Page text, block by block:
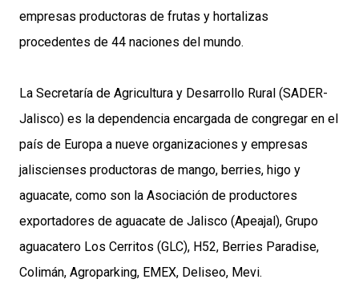
empresas productoras de frutas y hortalizas
procedentes de 44 naciones del mundo.
La Secretaría de Agricultura y Desarrollo Rural (SADER-
Jalisco) es la dependencia encargada de congregar en el
país de Europa a nueve organizaciones y empresas
jaliscienses productoras de mango, berries, higo y
aguacate, como son la Asociación de productores
exportadores de aguacate de Jalisco (Apeajal), Grupo
aguacatero Los Cerritos (GLC), H52, Berries Paradise,
Colimán, Agroparking, EMEX, Deliseo, Mevi.